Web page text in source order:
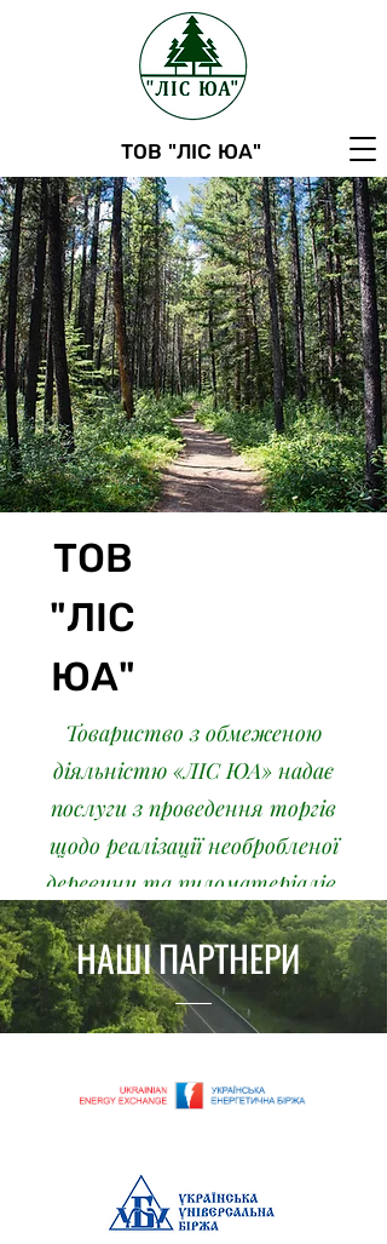
ТОВ "ЛІС ЮА"
ТОВ
"ЛІС
ЮА"
Товариство з обмеженою
діяльністю «ЛІС ЮА» надає
послуги з проведення торгів
щодо реалізації необробленої
деревини та пиломатеріалів.
Детальніше
НАШІ ПАРТНЕРИ